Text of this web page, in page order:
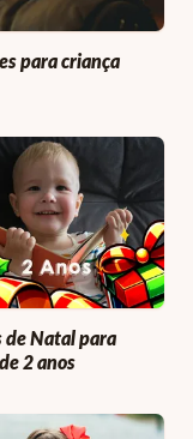
para criança
de Natal para
2 anos